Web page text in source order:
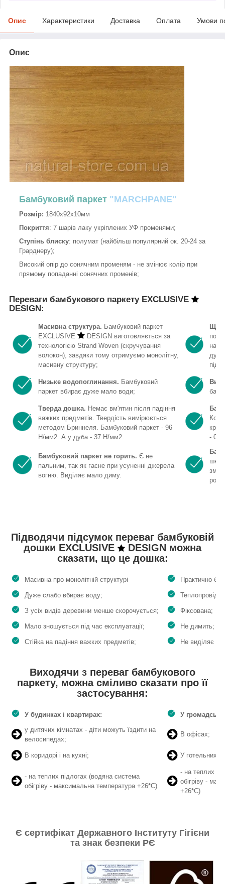
Опис Характеристики Доставка Оплата Умови
Опис
Бамбуковий паркет "MARCHPANE"
Розмір: 1840х92х10мм
Покриття: 7 шарів лаку укріплених УФ променями;
Ступінь блиску: полумат (найбільш популярний ок. 20-24 за
Грарднеру);
Високий опір до сонячним променям - не змінює колір при
прямому попаданні сонячних променів;
Переваги бамбукового паркету EXCLUSIVE
DESIGN:
Масивна структура. Бамбуковий паркет
EXCLUSIVE
DESIGN виготовляється за
технологією Strand Woven (скручування
волокон), завдяки тому отримуємо монолітну,
масивну структуру;
Низьке водопоглинання. Бамбуковий
паркет вбирає дуже мало води;
Тверда дошка. Немає вм'ятин після падіння
важких предметів. Твердість вимірюється
методом Бриннеля. Бамбуковий паркет - 96
Н/мм2. А у дуба - 37 Н/мм2.
-
Бамбуковий паркет не горить. Є не
пальним, так як гасне при усуненні джерела
вогню. Виділяє мало диму.
Підводячи підсумок переваг бамбуковій
дошки EXCLUSIVE
DESIGN можна
сказати, що це дошка:
Масивна про монолітній структурі Практично
Дуже слабо вбирає воду;
З усіх видів деревини менше скорочується; Фіксована;
Мало зношується під час експлуатації; Не димить;
Стійка на падіння важких предметів; Не виділяє
Виходячи з переваг бамбукового
паркету, можна сміливо сказати про її
застосування:
У будинках і квартирах:
У
у дитячих кімнатах - діти можуть їздити на
велосипедах;
В офісах;
В коридорі і на кухні; У готельних
- на теплих підлогах (водяна система
обігріву - максимальна температура +26*С)
- на теплих
обігріву -
+26*С)
Є сертифікат Державного Інституту Гігієни
та знак безпеки РЄ